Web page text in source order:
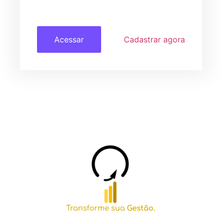
Acessar Cadastrar agora
Transforme sua Gestão.